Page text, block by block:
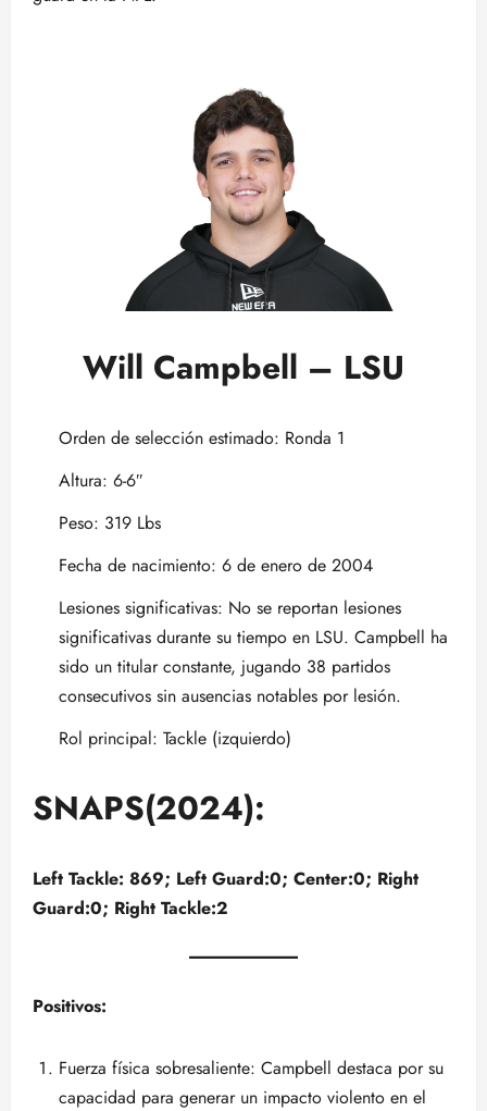
Will Campbell – LSU
Orden de selección estimado: Ronda 1
Altura: 6-6″
Peso: 319 Lbs
Fecha de nacimiento: 6 de enero de 2004
Lesiones significativas: No se reportan lesiones
significativas durante su tiempo en LSU. Campbell ha
sido un titular constante, jugando 38 partidos
consecutivos sin ausencias notables por lesión.
Rol principal: Tackle (izquierdo)
SNAPS(2024):
Left Tackle: 869; Left Guard:0; Center:0; Right
Guard:0; Right Tackle:2
Positivos:
Fuerza física sobresaliente: Campbell destaca por su
capacidad para generar un impacto violento en el